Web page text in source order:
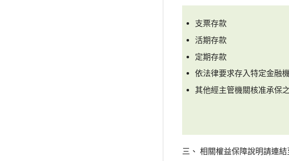
支票存款
活期存款
定期存款
依法律要求存入特定金融
其他經主管機關核准承保
三、 相關權益保障說明請連